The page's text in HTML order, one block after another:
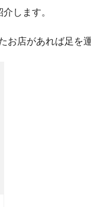
します。
店があれば足を